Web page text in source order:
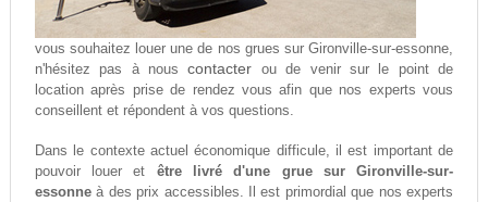
vous souhaitez louer une de nos grues sur Gironville-sur-essonne,
n'hésitez pas à nouscontacter ou de venir sur le point de
location après prise de rendez vous afin que nos experts vous
conseillent et répondent à vos questions.
Dans le contexte actuel économique difficule, il est important de
pouvoir louer et être livré d'une grue sur Gironville-sur-
essonneà des prix accessibles. Il est primordial que nos experts